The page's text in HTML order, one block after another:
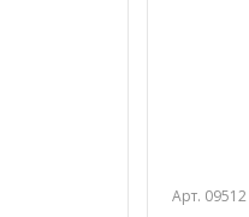
Арт. 09512